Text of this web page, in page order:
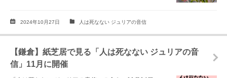
2024年10月27日 人は死なない ジュリアの音信
【鎌倉】紙芝居で見る「人は死なない ジュリアの音
信」11月に開催